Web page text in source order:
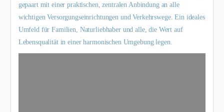
gepaart mit einer praktischen, zentralen Anbindung an alle
wichtigen Versorgungseinrichtungen und Verkehrswege. Ein ideales
Umfeld für Familien, Naturliebhaber und alle, die Wert auf
Lebensqualität in einer harmonischen Umgebung legen.